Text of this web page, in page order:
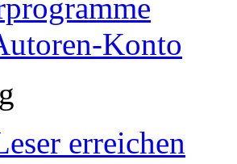
veredeln
günstig